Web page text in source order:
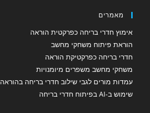
מאמרים
אימוץ חדרי בריחה כפרקטית הוראה
הוראת פיתוח משחקי מחשב
חדרי בריחה כפרקטיקת הוראה
משחקי מחשב משפרים מיומנויות
עמדות מורים לגבי שילוב חדרי בריחה בהוראה
שימוש ב-AI בפיתוח חדרי בריחה